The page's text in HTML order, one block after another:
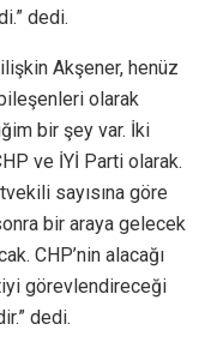
dedi.
Akşener, henüz
olarak
bir şey var. İki
ve İYİ Parti olarak.
sayısına göre
bir araya gelecek
CHP’nin alacağı
görevlendireceği
dedi.